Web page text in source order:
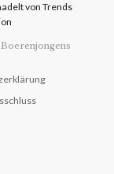
von Trends